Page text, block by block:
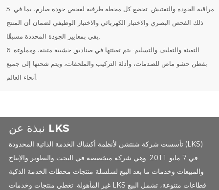
5. مراقبة الجودة والتفتيش: تخضع كل محطة طرفية لفحص جودة صارم، بما في
ذلك الفحص البصري والاختبار الكهربائي والاختبار الوظيفي لضمان أن المنتج
يفي بمعايير الجودة المحددة مسبقًا.
6. التعبئة والتغليف والتسليم: يتم تعبئتها في صناديق خشبية متينة، ومملوءة
بقطن حشو ماص للصدمات، وأدلة التركيب والملحقات، ويتم شحنها إلى جميع
أنحاء العالم.
نبذة عن LKS
تأسست شركة شنتشن لأنظمة أكشاك الخدمة الذاتية المحدودة (LKS)
في 7 مايو 2011. وهي شركة متخصصة في البحث والتطوير والإنتاج
والمبيعات وخدمات ما بعد البيع لسلسلة منتجات محطات الخدمة الذكية
غير المأهولة. تغطي منتجات وخدمات LKS قطاعات متنوعة، تشمل البيع